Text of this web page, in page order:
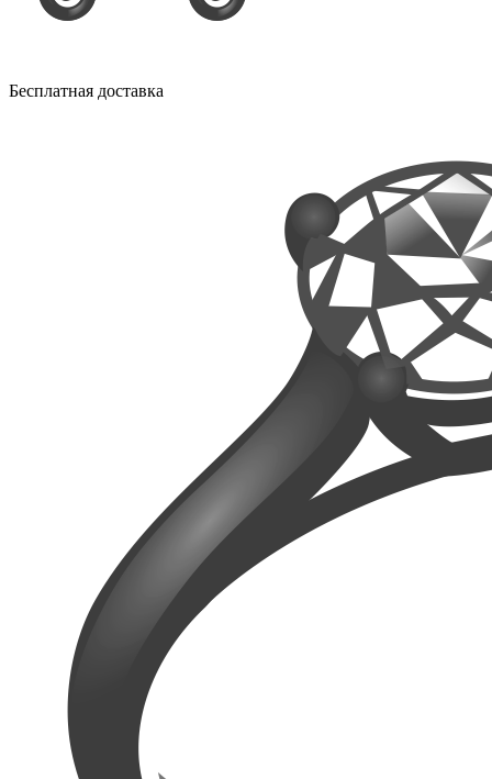
Бесплатная доставка